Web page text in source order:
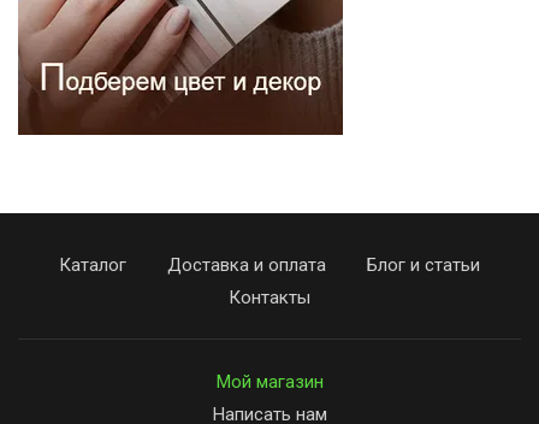
Каталог Доставка и оплата
Блог и статьи
Контакты
Мой магазин
Написать нам